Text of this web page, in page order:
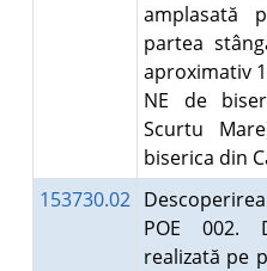
amplasată
partea
aproximativ
NE de
Scurtu
biserica din
153730.02
POE 002.
realizată pe